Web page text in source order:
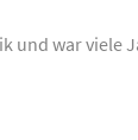
und war